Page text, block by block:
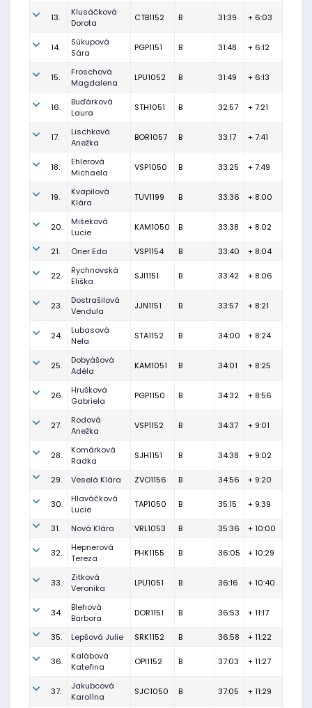
13.
Klusáčková
Dorota
CTB1152 B 31:39 + 6:03
14.
Súkupová
Sára
PGP1151 B 31:48 + 6:12
15.
Froschová
Magdalena
LPU1052 B 31:49 + 6:13
16.
Buďárková
Laura
STH1051 B 32:57 + 7:21
17.
Lischková
Anežka
BOR1057 B 33:17 + 7:41
18.
Ehlerová
Michaela
VSP1050 B 33:25 + 7:49
19.
Kvapilová
Klára
TUV1199 B 33:36 + 8:00
20.
Mišeková
Lucie
KAM1050 B 33:38 + 8:02
21. Öner Eda VSP1154 B 33:40 + 8:04
22.
Rychnovská
Eliška
SJI1151 B 33:42 + 8:06
23.
Dostrašilová
Vendula
JJN1151 B 33:57 + 8:21
24.
Lubasová
Nela
STA1152 B 34:00 + 8:24
25.
Dobyášová
Adéla
KAM1051 B 34:01 + 8:25
26.
Hrušková
Gabriela
PGP1150 B 34:32 + 8:56
27.
Rodová
Anežka
VSP1152 B 34:37 + 9:01
28.
Komárková
Radka
SJH1151 B 34:38 + 9:02
29. Veselá Klára ZVO1156 B 34:56 + 9:20
30.
Hlaváčková
Lucie
TAP1050 B 35:15 + 9:39
31. Nová Klára VRL1053 B 35:36 + 10:00
32.
Hepnerová
Tereza
PHK1155 B 36:05 + 10:29
33.
Zitková
Veronika
LPU1051 B 36:16 + 10:40
34.
Blehová
Barbora
DOR1151 B 36:53 + 11:17
35. Lepšová Julie SRK1152 B 36:58 + 11:22
36.
Kalábová
Kateřina
OPI1152 B 37:03 + 11:27
37.
Jakubcová
Karolína
SJC1050 B 37:05 + 11:29